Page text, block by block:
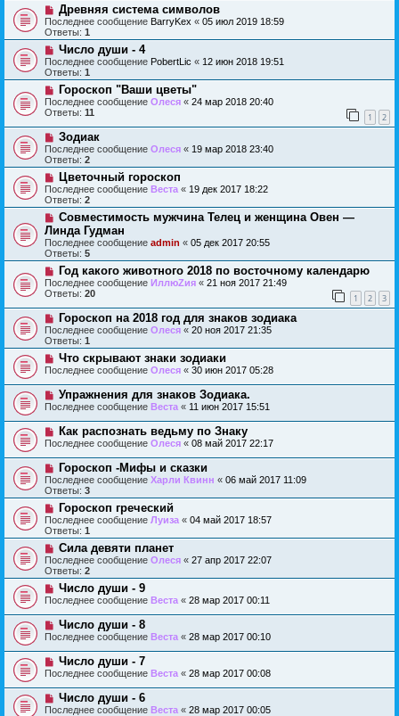
Древняя система символов
Последнее сообщение BarryKex « 05 июл 2019 18:59
Ответы: 1
Число души - 4
Последнее сообщение PobertLic « 12 июн 2018 19:51
Ответы: 1
Гороскоп "Ваши цветы"
Последнее сообщение Олеся « 24 мар 2018 20:40
Ответы: 11 1 2
Зодиак
Последнее сообщение Олеся « 19 мар 2018 23:40
Ответы: 2
Цветочный гороскоп
Последнее сообщение Веста « 19 дек 2017 18:22
Ответы: 2
Совместимость мужчина Телец и женщина Овен —
Линда Гудман
Последнее сообщение admin « 05 дек 2017 20:55
Ответы: 5
Год какого животного 2018 по восточному календарю
Последнее сообщение ИллюZия « 21 ноя 2017 21:49
Ответы: 20 1 2 3
Гороскоп на 2018 год для знаков зодиака
Последнее сообщение Олеся « 20 ноя 2017 21:35
Ответы: 1
Что скрывают знаки зодиаки
Последнее сообщение Олеся « 30 июн 2017 05:28
Упражнения для знаков Зодиака.
Последнее сообщение Веста « 11 июн 2017 15:51
Как распознать ведьму по Знаку
Последнее сообщение Олеся « 08 май 2017 22:17
Гороскоп -Мифы и сказки
Последнее сообщение Харли Квинн « 06 май 2017 11:09
Ответы: 3
Гороскоп греческий
Последнее сообщение Луиза « 04 май 2017 18:57
Ответы: 1
Сила девяти планет
Последнее сообщение Олеся « 27 апр 2017 22:07
Ответы: 2
Число души - 9
Последнее сообщение Веста « 28 мар 2017 00:11
Число души - 8
Последнее сообщение Веста « 28 мар 2017 00:10
Число души - 7
Последнее сообщение Веста « 28 мар 2017 00:08
Число души - 6
Последнее сообщение Веста « 28 мар 2017 00:05